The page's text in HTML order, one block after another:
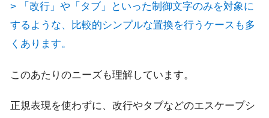
> 「改行」や「タブ」といった制御文字のみを対象に
するような、比較的シンプルな置換を行うケースも多
くあります。
このあたりのニーズも理解しています。
正規表現を使わずに、改行やタブなどのエスケープシ